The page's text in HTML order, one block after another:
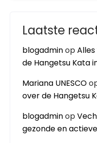
Laatste
blogadminop
de Hangetsu Kata
Mariana UNESCO
over de Hangetsu
blogadminop
gezonde en